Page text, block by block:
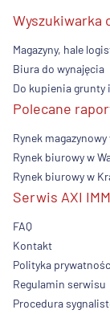
Wyszukiwarka
Magazyny, hale
Biura do wynajęcia
Do kupienia grunty
Polecane
Rynek
Rynek biurowy w
Rynek biurowy w
Serwis AXI
FAQ
Kontakt
Polityka
Regulamin serwisu
Procedura